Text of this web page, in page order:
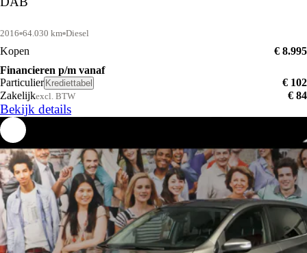
2016 64.030 km Diesel
Kopen
€ 8.995
Financieren p/m vanaf
Particulier Krediettabel
€ 102
Zakelijkexcl. BTW € 84
Bekijk details